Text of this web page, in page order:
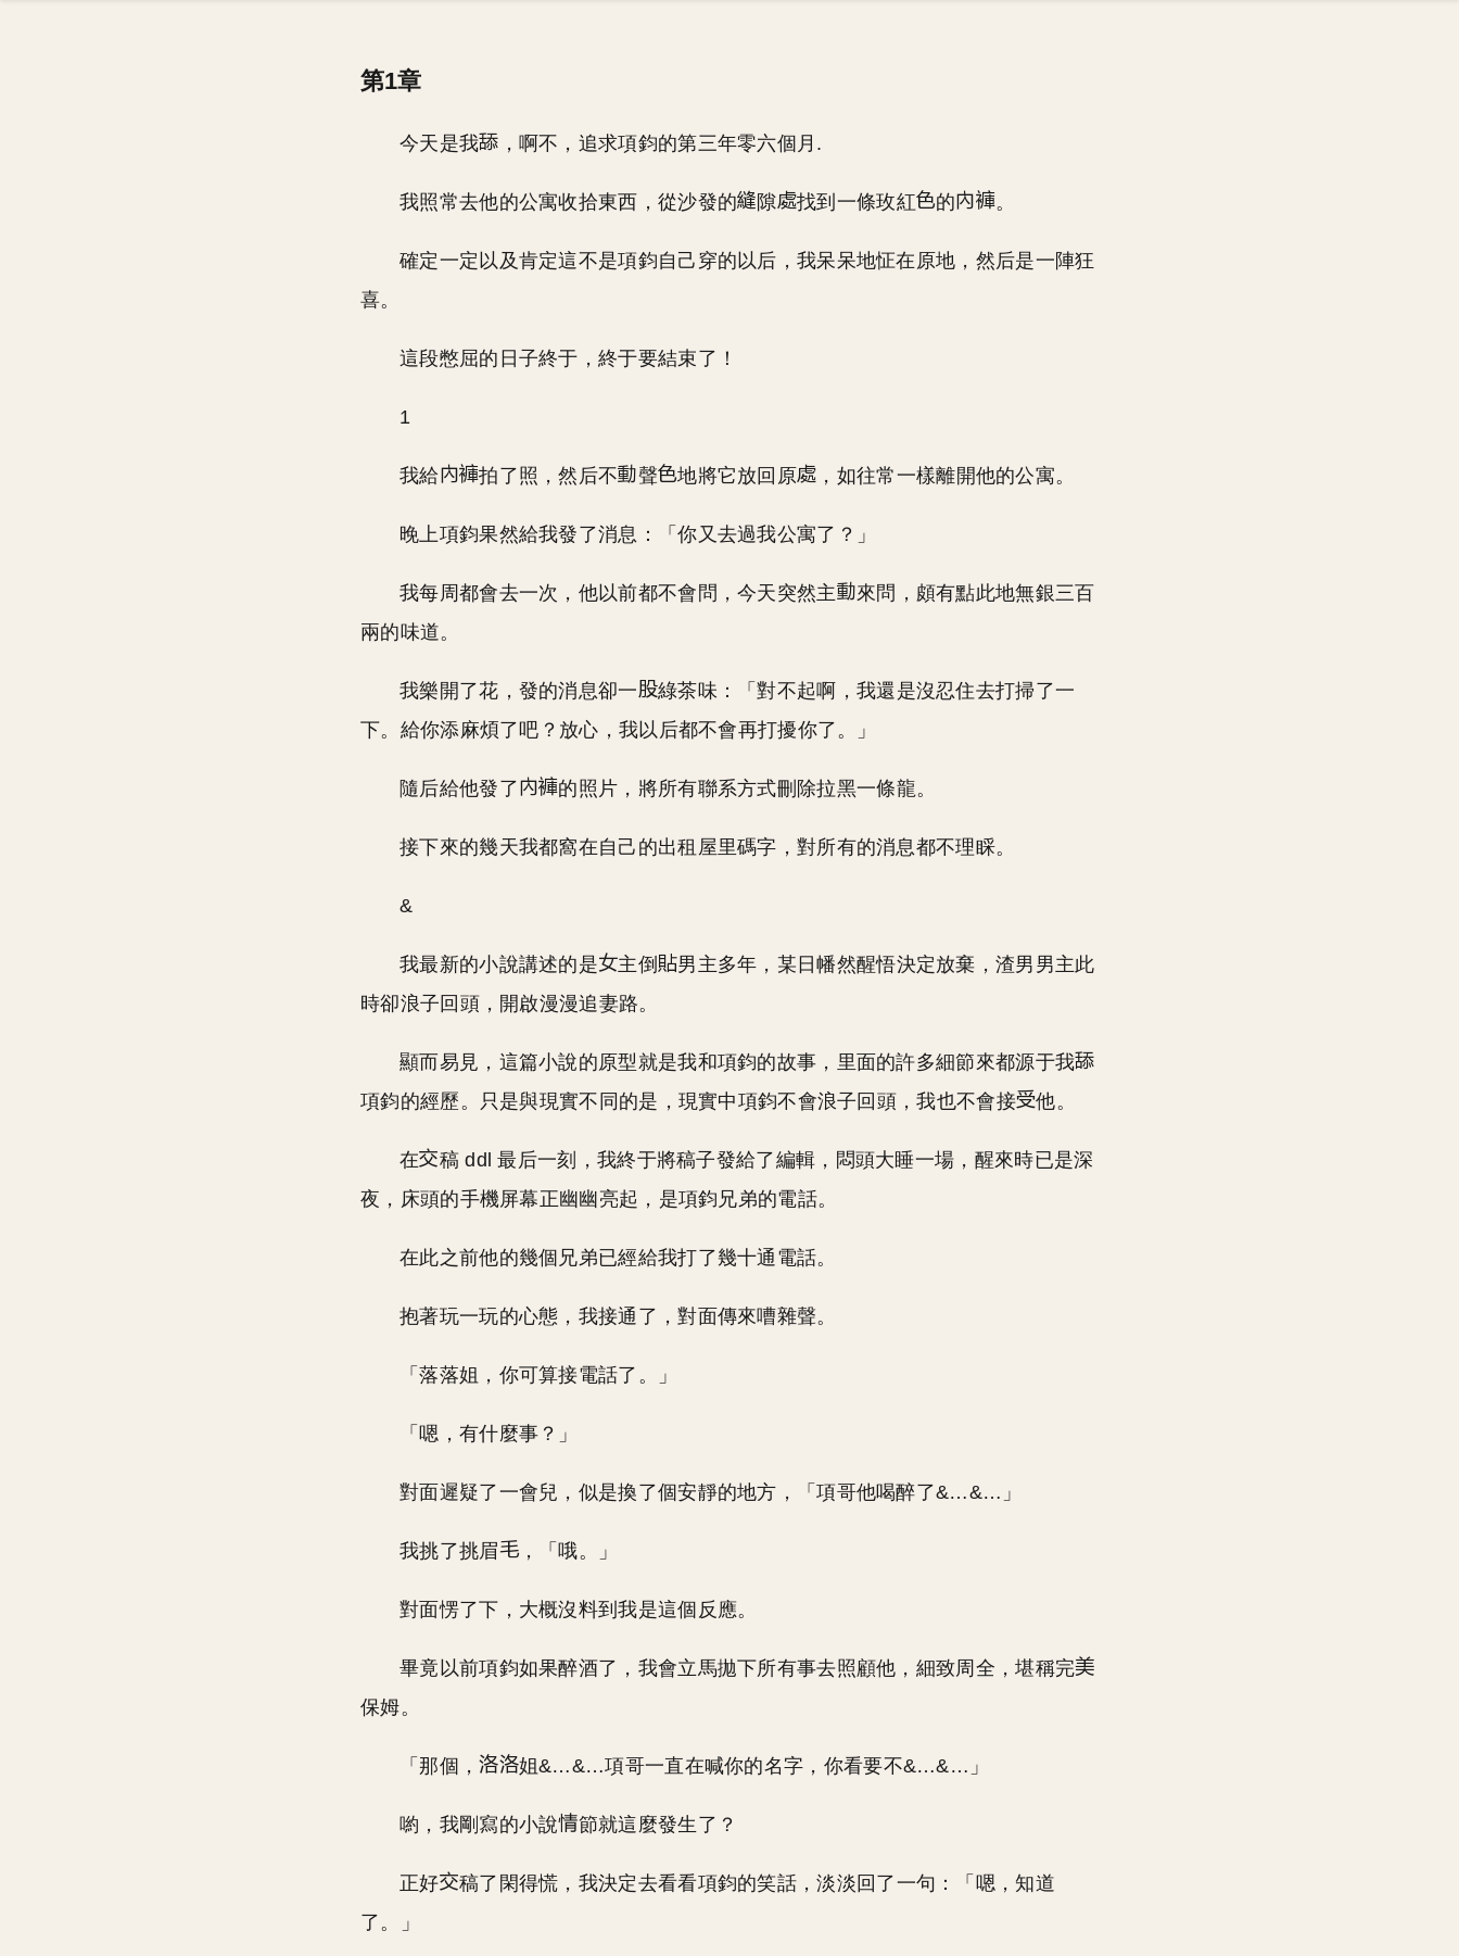
第1章
今天是我 ，啊不，追求項鈞的第三年零六個月.
我照常去他的公寓收拾東西，從沙發的 隙 找到一條玫紅 的 。
確定一定以及肯定這不是項鈞自己穿的以后，我呆呆地怔在原地，然后是一陣狂
喜。
這段憋屈的日子終于，終于要結束了！
1
我給 拍了照，然后不 聲 地將它放回原 ，如往常一樣離開他的公寓。
晚上項鈞果然給我發了消息：「你又去過我公寓了？」
我每周都會去一次，他以前都不會問，今天突然主
來問，頗有點此地無銀三百
兩的味道。
我樂開了花，發的消息卻一
綠茶味：「對不起啊，我還是沒忍住去打掃了一
下。給你添麻煩了吧？放心，我以后都不會再打擾你了。」
隨后給他發了 的照片，將所有聯系方式刪除拉黑一條龍。
接下來的幾天我都窩在自己的出租屋里碼字，對所有的消息都不理睬。
&
我最新的小說講述的是 主倒
男主多年，某日幡然醒悟決定放棄，渣男男主此
時卻浪子回頭，開啟漫漫追妻路。
顯而易見，這篇小說的原型就是我和項鈞的故事，里面的許多細節來都源于我
項鈞的經歷。只是與現實不同的是，現實中項鈞不會浪子回頭，我也不會接
他。
在
稿 ddl 最后一刻，我終于將稿子發給了編輯，悶頭大睡一場，醒來時已是深
夜，床頭的手機屏幕正幽幽亮起，是項鈞兄弟的電話。
在此之前他的幾個兄弟已經給我打了幾十通電話。
抱著玩一玩的心態，我接通了，對面傳來嘈雜聲。
「落落姐，你可算接電話了。」
「嗯，有什麼事？」
對面遲疑了一會兒，似是換了個安靜的地方，「項哥他喝醉了&…&…」
我挑了挑眉 ，「哦。」
對面愣了下，大概沒料到我是這個反應。
畢竟以前項鈞如果醉酒了，我會立馬拋下所有事去照顧他，細致周全，堪稱完
保姆。
「那個， 姐&…&…項哥一直在喊你的名字，你看要不&…&…」
喲，我剛寫的小說 節就這麼發生了？
正好
稿了閑得慌，我決定去看看項鈞的笑話，淡淡回了一句：「嗯，知道
了。」